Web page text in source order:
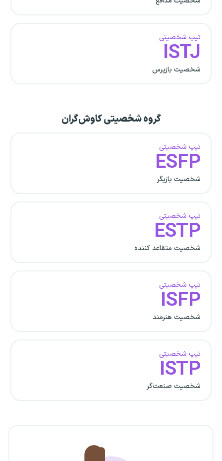
تیپ شخصیتی
ISTJ
شخصیت بازپرس
گروه شخصیتی کاوش‌گران
تیپ شخصیتی
ESFP
شخصیت بازیگر
تیپ شخصیتی
ESTP
شخصیت متقاعد کننده
تیپ شخصیتی
ISFP
شخصیت هنرمند
تیپ شخصیتی
ISTP
شخصیت صنعت‌گر